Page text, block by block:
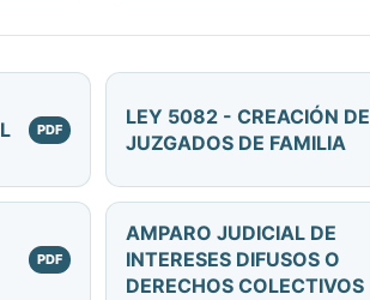
LEY 5082 - CREACIÓN DE
JUZGADOS DE FAMILIA
AMPARO JUDICIAL DE
INTERESES DIFUSOS O
DERECHOS COLECTIVOS